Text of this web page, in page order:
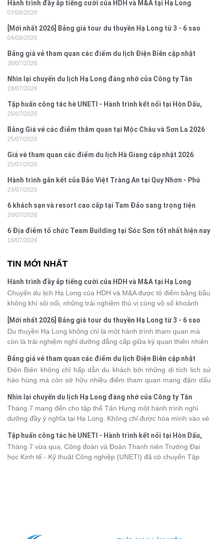
Hành trình đầy ắp tiếng cười của HDH và M&A tại Hạ Long
07/08/2026
[Mới nhất 2026] Bảng giá tour du thuyền Hạ Long từ 3 - 6 sao
04/08/2026
Bảng giá vé tham quan các điểm du lịch Điện Biên cập nhật
2026
30/07/2026
Nhìn lại chuyến du lịch Hạ Long đáng nhớ của Công ty Tân
Hưng 2026
28/07/2026
Tập huấn công tác hè UNETI - Hành trình kết nối tại Hòn Dấu,
Đồ Sơn
25/07/2026
Bảng Giá vé các điểm thăm quan tại Mộc Châu và Sơn La 2026
25/07/2026
Giá vé tham quan các điểm du lịch Hà Giang cập nhật 2026
25/07/2026
Hành trình gắn kết của Bảo Việt Tràng An tại Quy Nhơn - Phú
Yên
23/07/2026
6 khách sạn và resort cao cấp tại Tam Đảo sang trọng tiện
nghi
20/07/2026
6 Địa điểm tổ chức Team Building tại Sóc Sơn tốt nhất hiện nay
18/07/2026
TIN MỚI NHẤT
Hành trình đầy ắp tiếng cười của HDH và M&A tại Hạ Long
Chuyến du lịch Hạ Long của HDH và M&A được tô điểm bằng bầu
không khí sôi nổi, những trải nghiệm thú vị cùng vô số khoảnh
phút giây đồng hành bên nhau, tất cả đã tạo nên một chuyến đi
tràn đầy cảm xúc và dấu ấn khó quên.
[Mới nhất 2026] Bảng giá tour du thuyền Hạ Long từ 3 - 6 sao
Du thuyền Hạ Long không chỉ là một hành trình tham quan mà
còn là trải nghiệm nghỉ dưỡng đẳng cấp giữa kỳ quan thiên nhiên
khác nhau, khiến nhiều du khách băn khoăn khi lựa chọn. Bài viết
dưới đây sẽ cập nhật bảng giá tour du thuyền Hạ Long mới nhất
2026 từ 3 - 6 sao, giúp bạn dễ dàng so sánh và tìm được hành
trình phù hợp với nhu cầu cũng như ngân sách.
Bảng giá vé tham quan các điểm du lịch Điện Biên cập nhật
2026
Điện Biên không chỉ hấp dẫn du khách bởi những di tích lịch sử
hào hùng mà còn sở hữu nhiều điểm tham quan mang đậm dấu
phá vùng đất này, việc cập nhật trước giá vé sẽ giúp bạn chủ
động hơn trong lịch trình và chi phí. Cùng Vietsense Travel tham
khảo bảng giá vé tham quan các điểm du lịch Điện Biênmới nhất
năm 2026 ngay dưới đây.
Nhìn lại chuyến du lịch Hạ Long đáng nhớ của Công ty Tân
Hưng 2026
Tháng 7 mang đến cho tập thể Tân Hưng một hành trình nghỉ
dưỡng đầy ý nghĩa tại Hạ Long. Không chỉ được hòa mình vào vẻ
kết, sẻ chia và lưu giữ nhiều khoảnh khắc đáng nhớ. Hãy cùng
nhìn lại chuyến đi ngập tràn niềm vui và những trải nghiệm khó
quên.
Tập huấn công tác hè UNETI - Hành trình kết nối tại Hòn Dấu,
Đồ Sơn
Tháng 7 vừa qua, Công đoàn và Đoàn Thanh niên Trường Đại
học Kinh tế - Kỹ thuật Công nghiệp (UNETI) đã có chuyến Tập